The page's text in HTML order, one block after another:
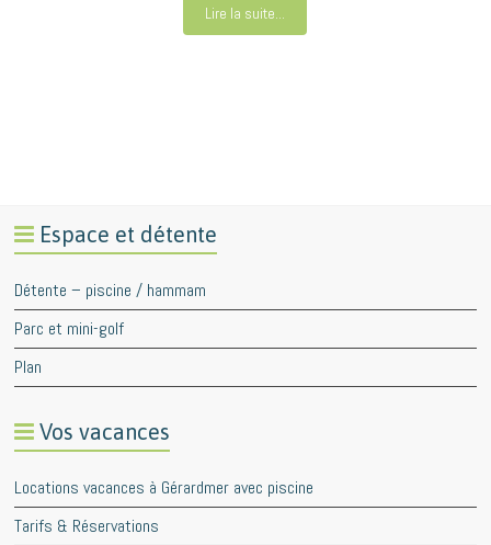
Lire la suite...
Espace et détente
Détente – piscine / hammam
Parc et mini-golf
Plan
Vos vacances
Locations vacances à Gérardmer avec piscine
Tarifs & Réservations